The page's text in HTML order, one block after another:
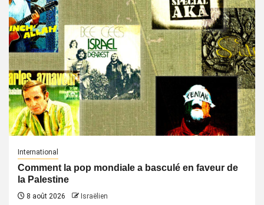
International
Comment la pop mondiale a basculé en faveur de
la Palestine
8 août 2026 Israëlien